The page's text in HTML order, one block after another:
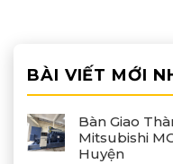
BÀI VIẾT MỚI
Bàn Giao
Mitsubishi
Huyện